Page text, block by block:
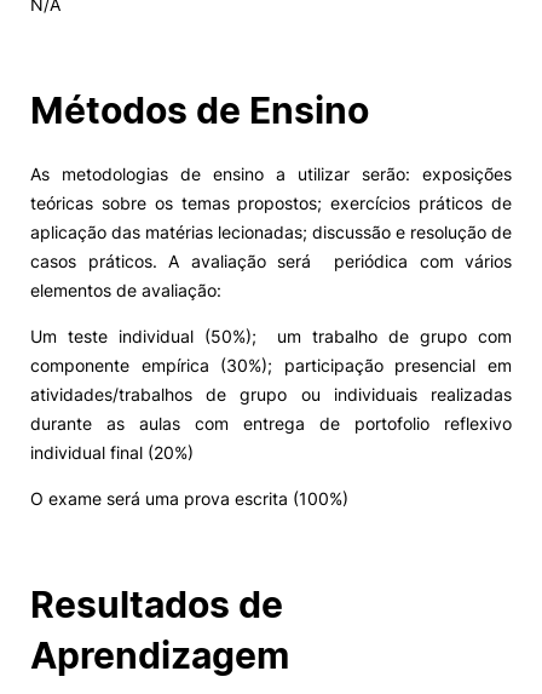
Projetos PRR
Magazine
Eventos
Europeia Política de Privacidade e Cookies
Sugestões,
©2026 Instituto Politécnico de
N/A
Métodos de Ensino
As metodologias de ensino a utilizar serão: exposições
teóricas sobre os temas propostos; exercícios práticos de
aplicação das matérias lecionadas; discussão e resolução de
casos práticos. A avaliação será periódica com vários
elementos de avaliação:
Um teste individual (50%); um trabalho de grupo com
componente empírica (30%); participação presencial em
atividades/trabalhos de grupo ou individuais realizadas
durante as aulas com entrega de portofolio reflexivo
individual final (20%)
O exame será uma prova escrita (100%)
Resultados de
Aprendizagem